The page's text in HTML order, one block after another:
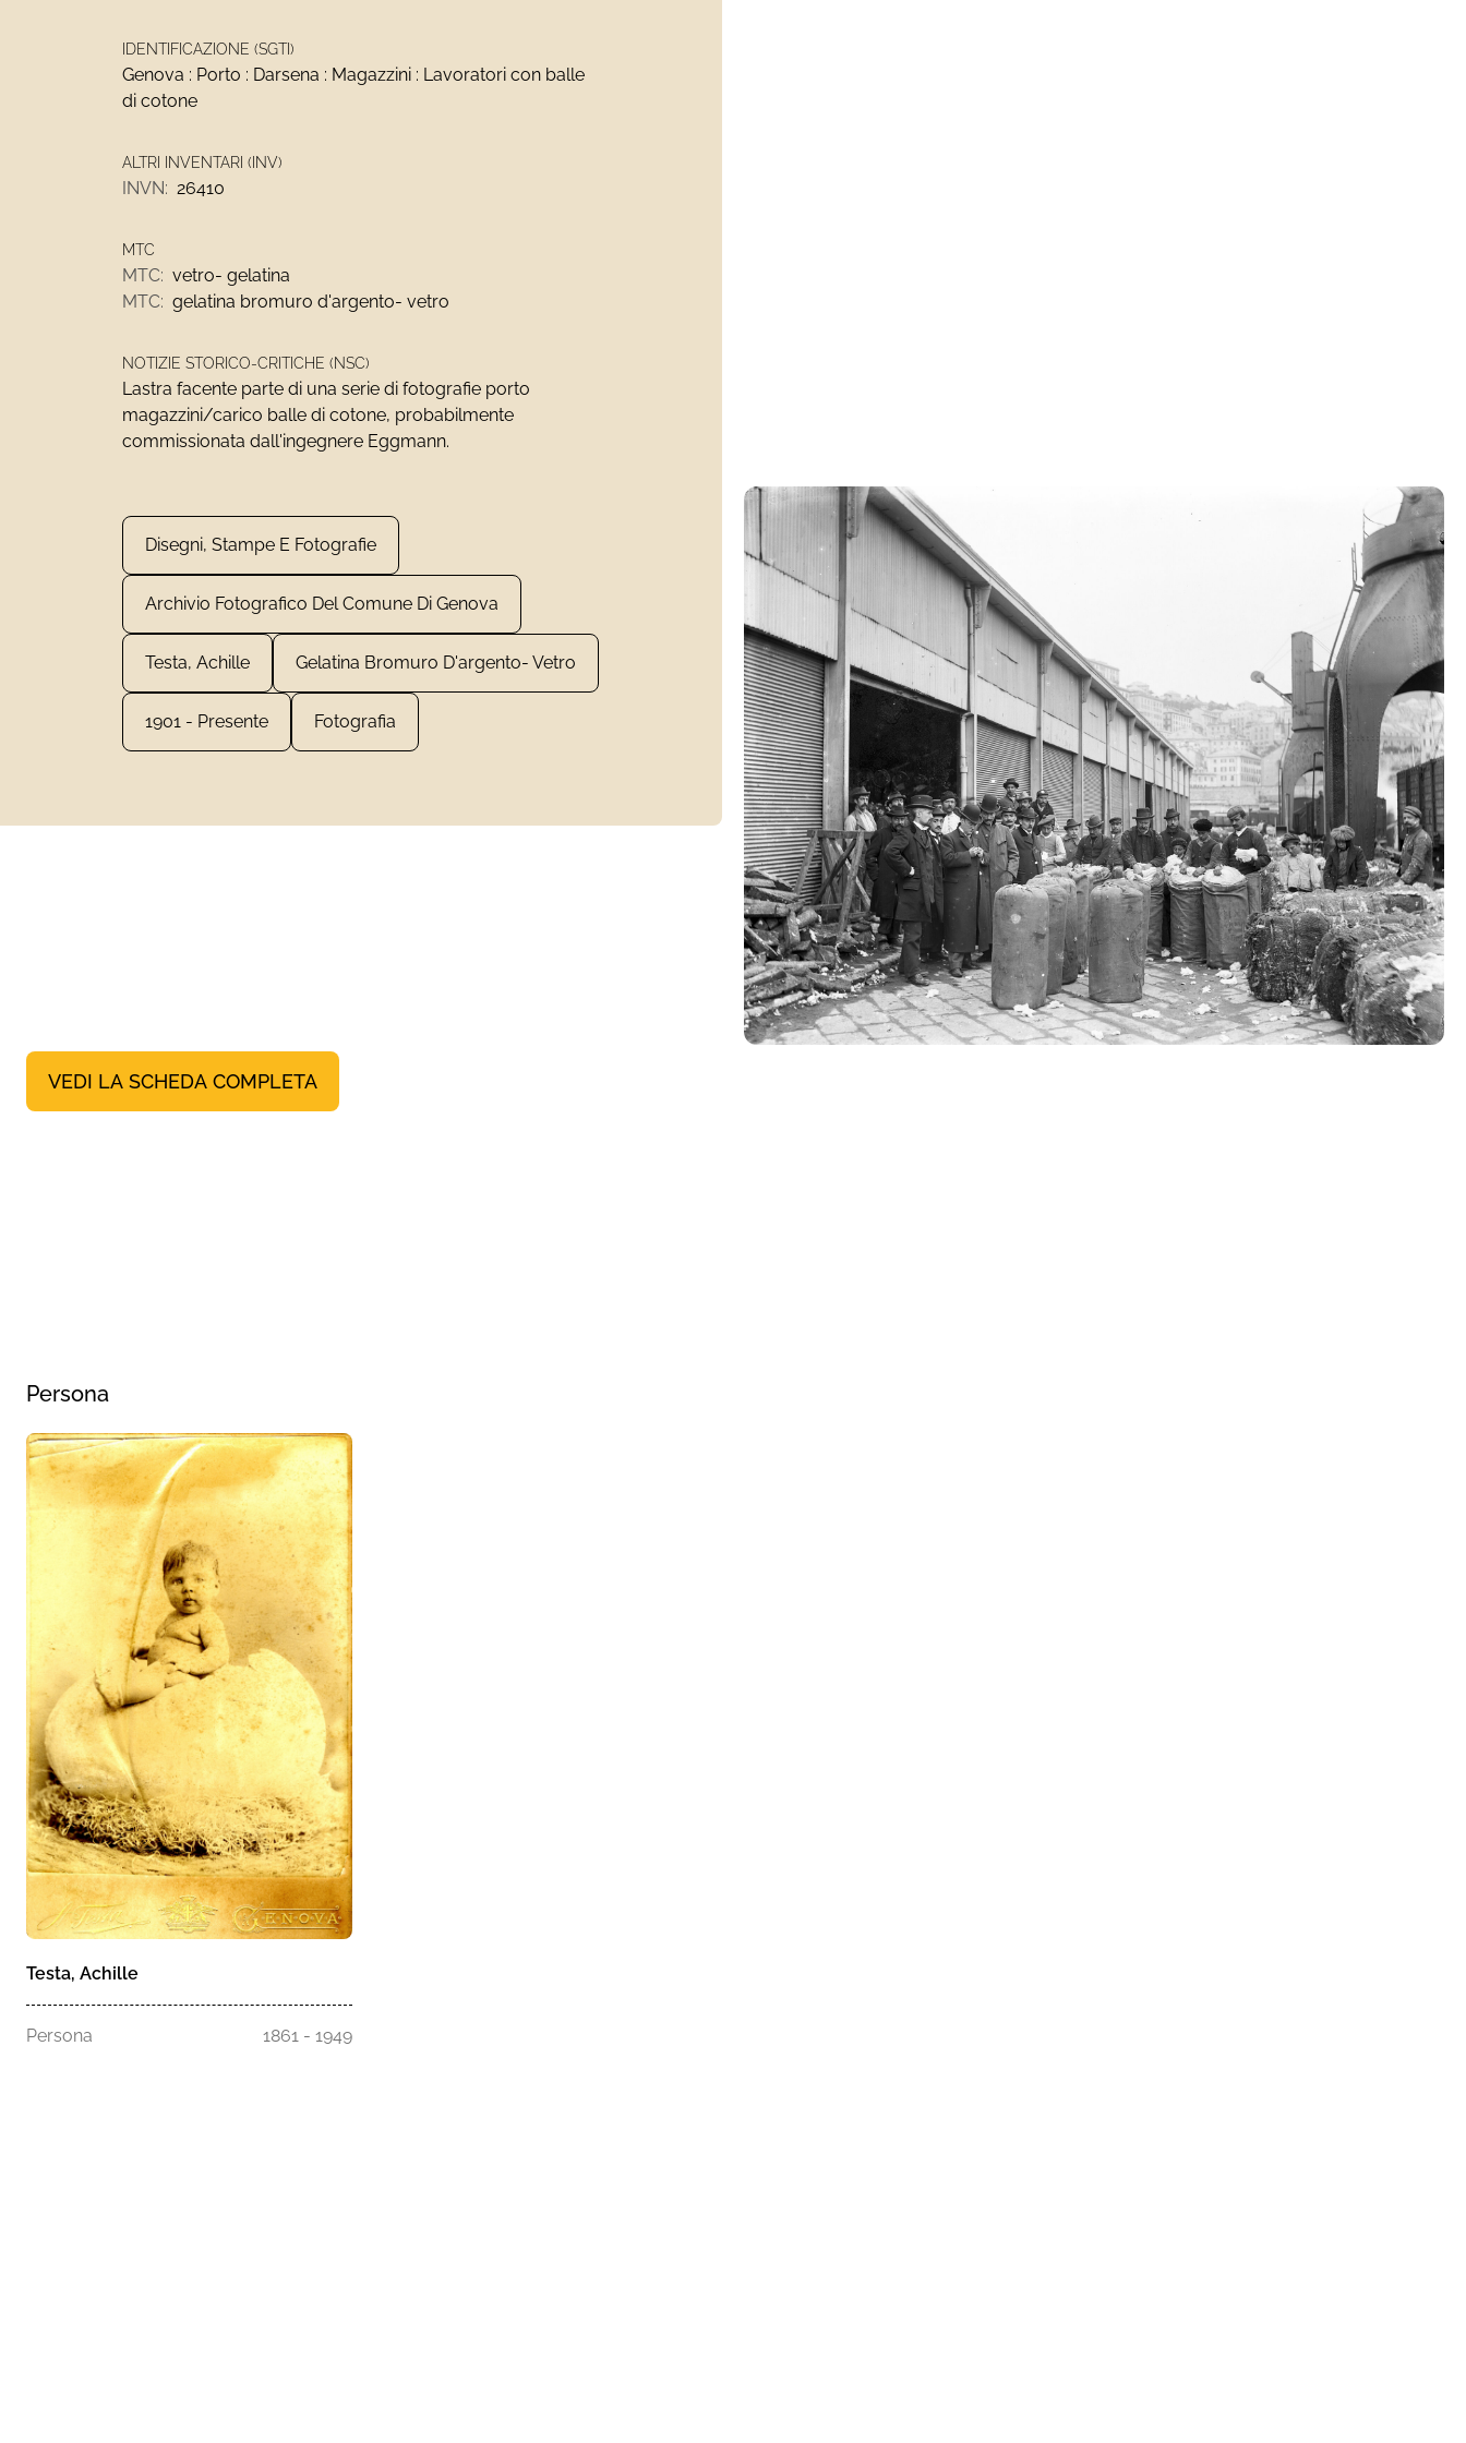
IDENTIFICAZIONE (SGTI)
Genova : Porto : Darsena : Magazzini : Lavoratori con balle
di cotone
ALTRI INVENTARI (INV)
INVN: 26410
MTC
MTC: vetro- gelatina
MTC: gelatina bromuro d'argento- vetro
NOTIZIE STORICO-CRITICHE (NSC)
Lastra facente parte di una serie di fotografie porto
magazzini/carico balle di cotone, probabilmente
commissionata dall'ingegnere Eggmann.
Disegni, Stampe E Fotografie
Archivio Fotografico Del Comune Di Genova
Testa, Achille Gelatina Bromuro D'argento- Vetro
1901 - Presente Fotografia
VEDI LA SCHEDA COMPLETA
Persona
Testa, Achille
Persona 1861 - 1949